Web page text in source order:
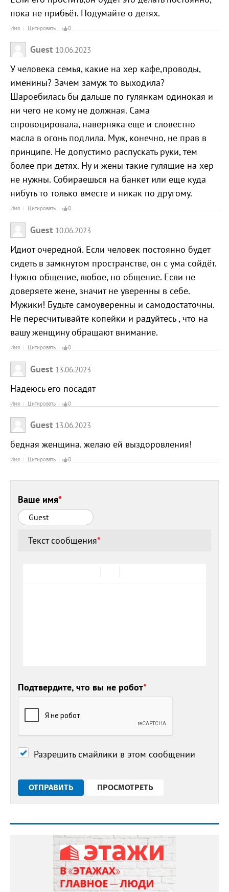
пока не прибьёт. Подумайте о детях.
Имя Цитировать 0
Guest 10.06.2023
У человека семья, какие на хер кафе,проводы,
именины? Зачем замуж то выходила?
Шароебилась бы дальше по гулянкам одинокая и
ни чего не кому не должная. Сама
спровоцировала, наверняка еще и словестно
масла в огонь подлила. Муж, конечно, не прав в
принципе. Не допустимо распускать руки, тем
более при детях. Ну и жены такие гулящие на хер
не нужны. Собираешься на банкет или еще куда
нибуть то только вместе и никак по другому.
Имя Цитировать 0
Guest 10.06.2023
Идиот очередной. Если человек постоянно будет
сидеть в замкнутом пространстве, он с ума сойдёт.
Нужно общение, любое, но общение. Если не
доверяете жене, значит не уверенны в себе.
Мужики! Будьте самоуверенны и самодостаточны.
Не пересчитывайте копейки и радуйтесь , что на
вашу женщину обращают внимание.
Имя Цитировать 0
Guest 13.06.2023
Надеюсь его посадят
Имя Цитировать 0
Guest 13.06.2023
бедная женщина. желаю ей выздоровления!
Имя Цитировать 0
Ваше имя*
Текст сообщения*
Подтвердите, что вы не робот*
Разрешить смайлики в этом сообщении